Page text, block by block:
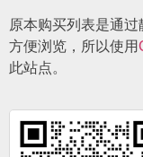
原本购买列表是通
方便浏览，所以使用
此站点。